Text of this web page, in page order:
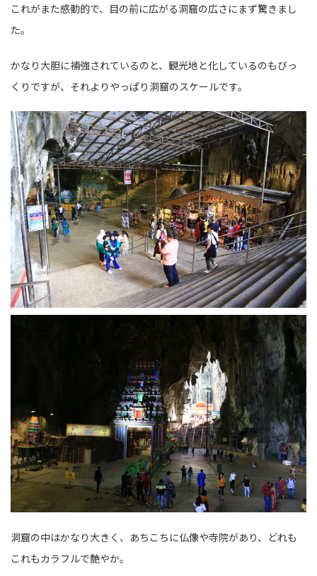
これがまた感動的で、目の前に広がる洞窟の広さにまず驚きまし
た。
かなり大胆に補強されているのと、観光地と化しているのもびっ
くりですが、それよりやっぱり洞窟のスケールです。
洞窟の中はかなり大きく、あちこちに仏像や寺院があり、どれも
これもカラフルで艶やか。